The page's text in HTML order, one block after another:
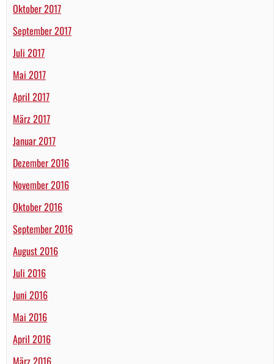
Oktober 2017
September 2017
Juli 2017
Mai 2017
April 2017
März 2017
Januar 2017
Dezember 2016
November 2016
Oktober 2016
September 2016
August 2016
Juli 2016
Juni 2016
Mai 2016
April 2016